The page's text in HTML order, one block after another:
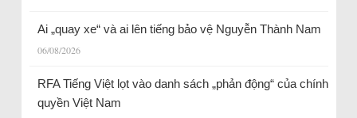
Ai „quay xe“ và ai lên tiếng bảo vệ Nguyễn Thành Nam
06/08/2026
RFA Tiếng Việt lọt vào danh sách „phản động“ của chính
quyền Việt Nam